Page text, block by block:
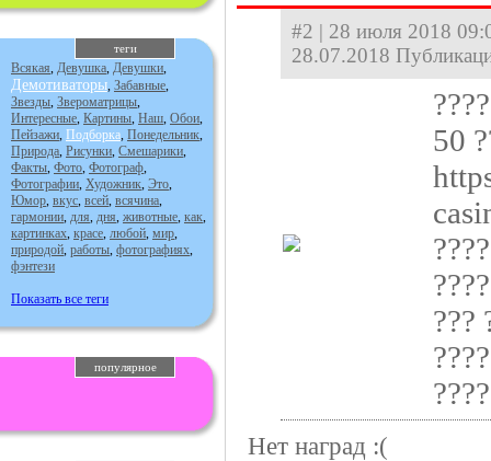
теги
Всякая, Девушка, Девушки,
Демотиваторы, Забавные,
Звезды, Звероматрицы,
Интересные, Картины, Наш, Обои,
Пейзажи, Подборка, Понедельник,
Природа, Рисунки, Смешарики,
Факты, Фото, Фотограф,
Фотографии, Художник, Это,
Юмор, вкус, всей, всячина,
гармонии, для, дня, животные, как,
картинках, красе, любой, мир,
природой, работы, фотографиях,
фэнтези
Показать все теги
популярное
#2 | 28 июля 2018
28.07.2018
50
???
Нет наград :(